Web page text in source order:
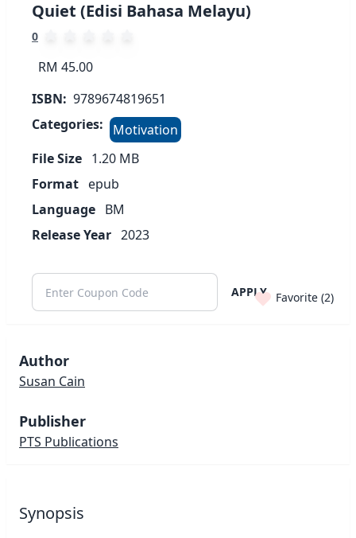
Quiet (Edisi Bahasa Melayu)
0
RM 45.00
ISBN: 9789674819651
Categories:
Motivation
File Size 1.20 MB
Format epub
Language BM
Release Year 2023
APPLY Favorite (2)
Author
Susan Cain
Publisher
PTS Publications
Synopsis